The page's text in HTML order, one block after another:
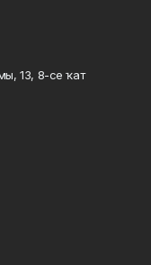
13, 8-се ҡат